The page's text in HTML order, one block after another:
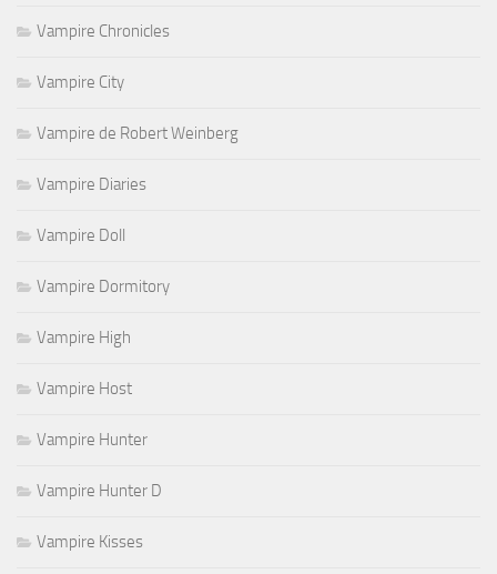
Vampire Chronicles
Vampire City
Vampire de Robert Weinberg
Vampire Diaries
Vampire Doll
Vampire Dormitory
Vampire High
Vampire Host
Vampire Hunter
Vampire Hunter D
Vampire Kisses